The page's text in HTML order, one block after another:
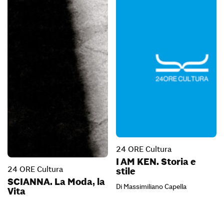
24 ORE Cultura
SCIANNA. La Moda, la
Vita
24 ORE Cultura
I AM KEN. Storia e
stile
Di Massimiliano Capella